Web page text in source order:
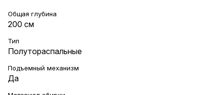
Общая глубина
200 см
Тип
Полутораспальные
Подъемный механизм
Да